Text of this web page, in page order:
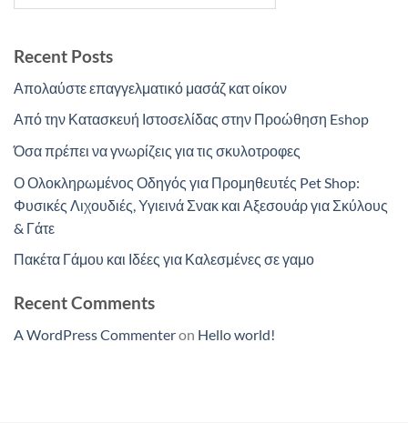
Recent Posts
Απολαύστε επαγγελματικό μασάζ κατ οίκον
Από την Κατασκευή Ιστοσελίδας στην Προώθηση Eshop
Όσα πρέπει να γνωρίζεις για τις σκυλοτροφες
Ο Ολοκληρωμένος Οδηγός για Προμηθευτές Pet Shop:
Φυσικές Λιχουδιές, Υγιεινά Σνακ και Αξεσουάρ για Σκύλους
& Γάτε
Πακέτα Γάμου και Ιδέες για Καλεσμένες σε γαμο
Recent Comments
A WordPress Commenteron Hello world!